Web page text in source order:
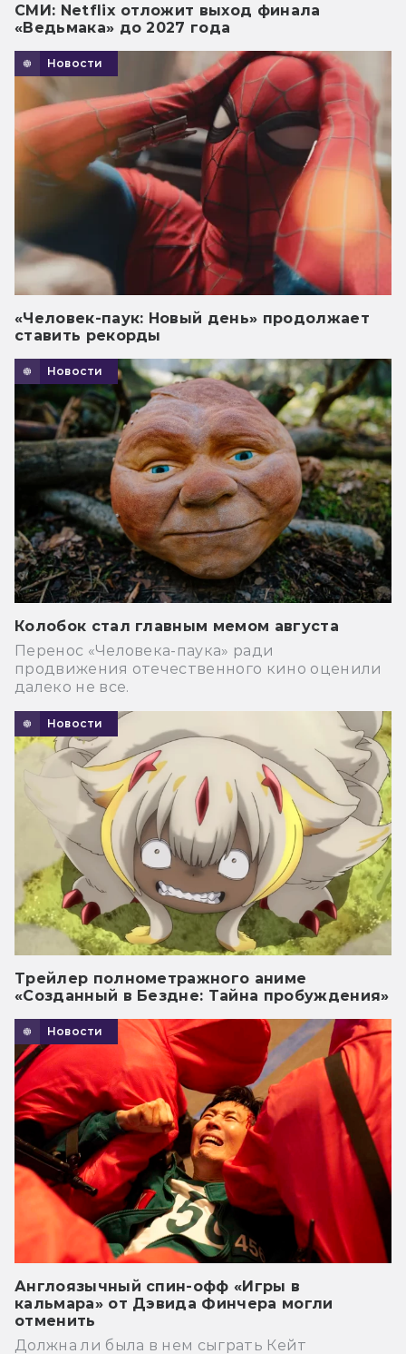
СМИ: Netflix отложит выход финала
«Ведьмака» до 2027 года
Новости
«Человек-паук: Новый день» продолжает
ставить рекорды
Новости
Колобок стал главным мемом августа
Перенос «Человека-паука» ради
продвижения отечественного кино оценили
далеко не все.
Новости
Трейлер полнометражного аниме
«Созданный в Бездне: Тайна пробуждения»
Новости
Англоязычный спин-офф «Игры в
кальмара» от Дэвида Финчера могли
отменить
Должна ли была в нем сыграть Кейт